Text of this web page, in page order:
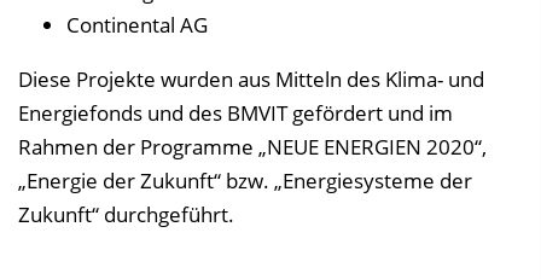
Continental AG
Diese Projekte wurden aus Mitteln des Klima- und
Energiefonds und des BMVIT gefördert und im
Rahmen der Programme „NEUE ENERGIEN 2020“,
„Energie der Zukunft“ bzw. „Energiesysteme der
Zukunft“ durchgeführt.